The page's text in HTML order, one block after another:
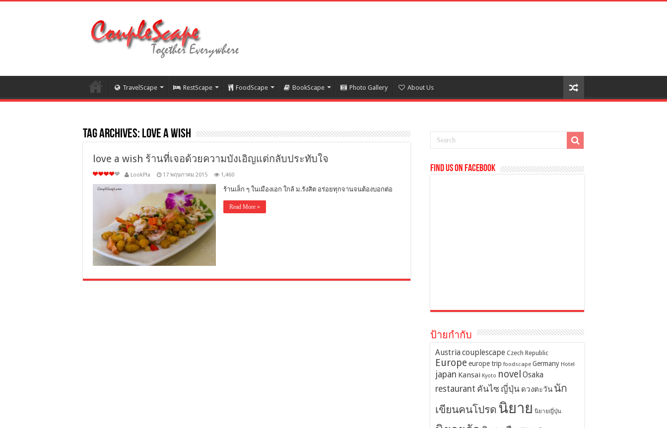
TravelScape RestScape FoodScape BookScape Photo Gallery About Us
Tag Archives: love a wish
love a wish ร้านที่เจอด้วยความบังเอิญแต่กลับประทับใจ
LookPla 17 พฤษภาคม 2015 1,460
ร้านเล็ก ๆ ในเมืองเอก ใกล้ ม.รังสิต อร่อยทุกจานจนต้องบอกต่อ
Read More »
Find us on Facebook
ป้ายกำกับ
Austriacouplescape Czech Republic
Europe europe trip foodscape Germany Hotel
japan Kansai Kyoto novel Osaka
restaurant คันไซ ญี่ปุ่น ดวงตะวัน นัก
เขียนคนโปรด นิยาย นิยายญี่ปุ่น